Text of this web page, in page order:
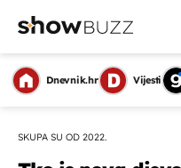
Dnevnik.hr Vijesti
SKUPA SU OD 2022.